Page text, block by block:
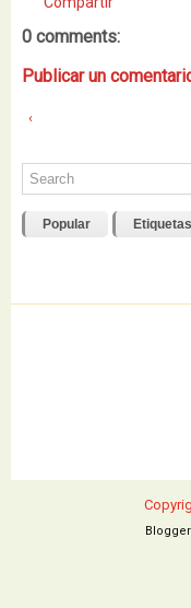
0 comments:
Publicar un
‹
Popular Etiquetas